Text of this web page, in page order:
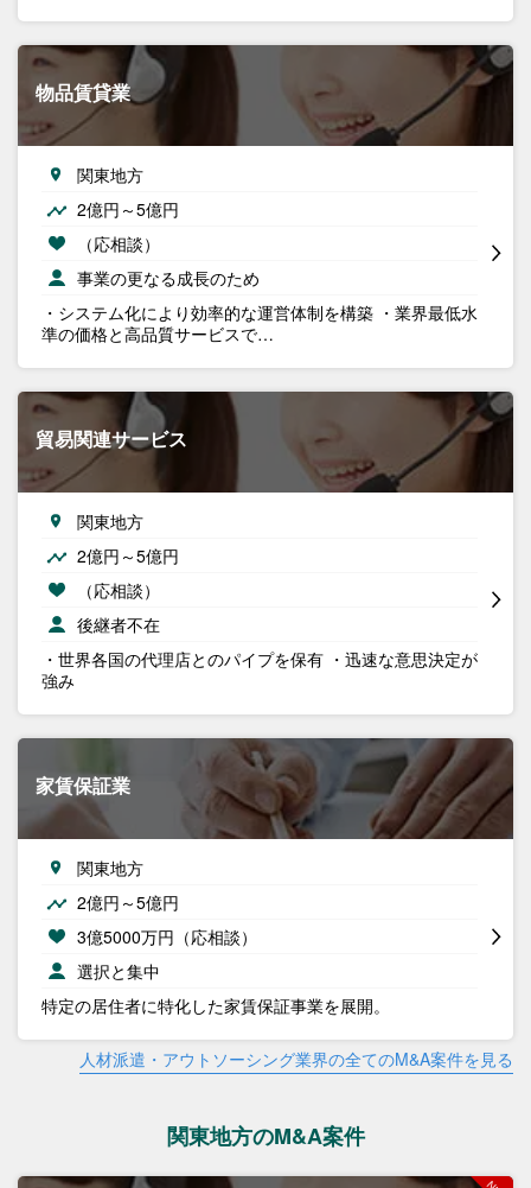
物品賃貸業
関東地方
2億円～5億円
（応相談）
事業の更なる成長のため
・システム化により効率的な運営体制を構築 ・業界最低水
準の価格と高品質サービスで…
貿易関連サービス
関東地方
2億円～5億円
（応相談）
後継者不在
・世界各国の代理店とのパイプを保有 ・迅速な意思決定が
強み
家賃保証業
関東地方
2億円～5億円
3億5000万円（応相談）
選択と集中
特定の居住者に特化した家賃保証事業を展開。
人材派遣・アウトソーシング業界の全てのM&A案件を見る
関東地方のM&A案件